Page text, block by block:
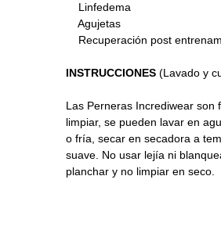
Linfedema
Agujetas
Recuperación post
INSTRUCCIONES (Lavado y
Las Perneras Incrediwear son
limpiar, se pueden lavar en
o fría, secar en secadora a
suave. No usar lejía ni
planchar y no limpiar en seco.